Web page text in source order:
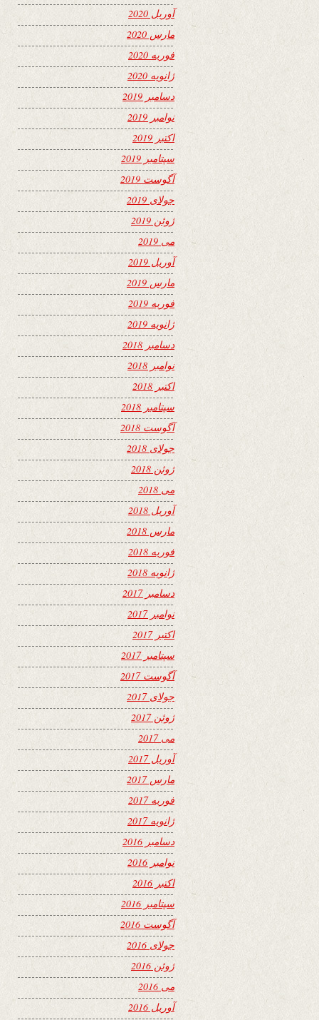
آوریل 2020
مارس 2020
فوریه 2020
ژانویه 2020
دسامبر 2019
نوامبر 2019
اکتبر 2019
سپتامبر 2019
آگوست 2019
جولای 2019
ژوئن 2019
می 2019
آوریل 2019
مارس 2019
فوریه 2019
ژانویه 2019
دسامبر 2018
نوامبر 2018
اکتبر 2018
سپتامبر 2018
آگوست 2018
جولای 2018
ژوئن 2018
می 2018
آوریل 2018
مارس 2018
فوریه 2018
ژانویه 2018
دسامبر 2017
نوامبر 2017
اکتبر 2017
سپتامبر 2017
آگوست 2017
جولای 2017
ژوئن 2017
می 2017
آوریل 2017
مارس 2017
فوریه 2017
ژانویه 2017
دسامبر 2016
نوامبر 2016
اکتبر 2016
سپتامبر 2016
آگوست 2016
جولای 2016
ژوئن 2016
می 2016
آوریل 2016